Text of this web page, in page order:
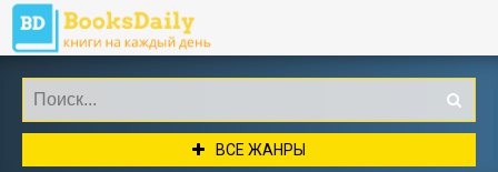
ВСЕ ЖАНРЫ